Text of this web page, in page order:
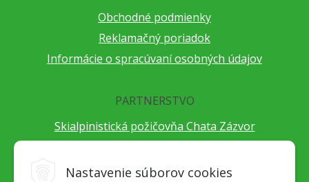
Nastavenie súborov cookies
Obchodné podmienky
Reklamačný poriadok
Informácie o spracúvaní osobných údajov
PARTNERSTVO
Skialpinistická požičovňa Chata Zázvor
Cestovateľský festival Cestou necestou